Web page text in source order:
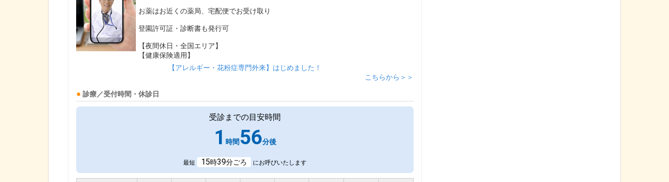
お薬はお近くの薬局、宅配便でお受け取り
登園許可証・診断書も発行可
【夜間休日・全国エリア】
【健康保険適用】
【アレルギー・花粉症専門外来】はじめました！
こちらから＞＞
診療／受付時間・休診日
受診までの目安時間
1 時間56分後
最短 15時39分ごろ にお呼びいたします